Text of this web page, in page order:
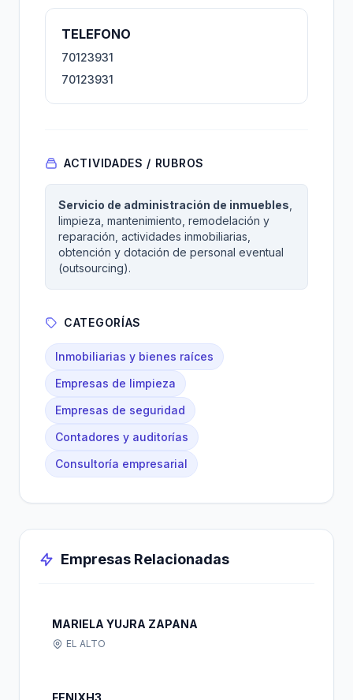
TELEFONO
70123931
70123931
ACTIVIDADES / RUBROS
Servicio de administración de inmuebles
limpieza, mantenimiento, remodelación y
reparación, actividades inmobiliarias,
obtención y dotación de personal eventual
(outsourcing).
CATEGORÍAS
Inmobiliarias y bienes raíces
Empresas de limpieza
Empresas de seguridad
Contadores y auditorías
Consultoría empresarial
Empresas Relacionadas
MARIELA YUJRA ZAPANA
EL ALTO
FENIXH3